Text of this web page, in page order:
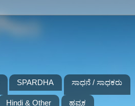
SPARDHA ಸಾಧನೆ / ಸಾಧಕರು
Hindi & Other ಹವ್ಯಕ